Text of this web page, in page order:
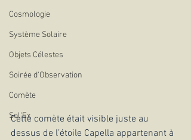
Cosmologie
Système Solaire
Objets Célestes
Soirée d'Observation
Comète
Sol'Ex
Cette comète était visible juste au
dessus de l’étoile Capella appartenant à